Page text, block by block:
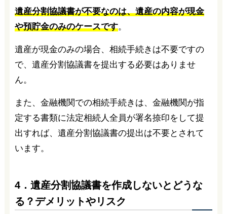
遺産分割協議書が不要なのは、遺産の内容が現金
や預貯金のみのケースです。
遺産が現金のみの場合、相続手続きは不要ですの
で、遺産分割協議書を提出する必要はありませ
ん。
また、金融機関での相続手続きは、金融機関が指
定する書類に法定相続人全員が署名捺印をして提
出すれば、遺産分割協議書の提出は不要とされて
います。
4．遺産分割協議書を作成しないとどうな
る？デメリットやリスク